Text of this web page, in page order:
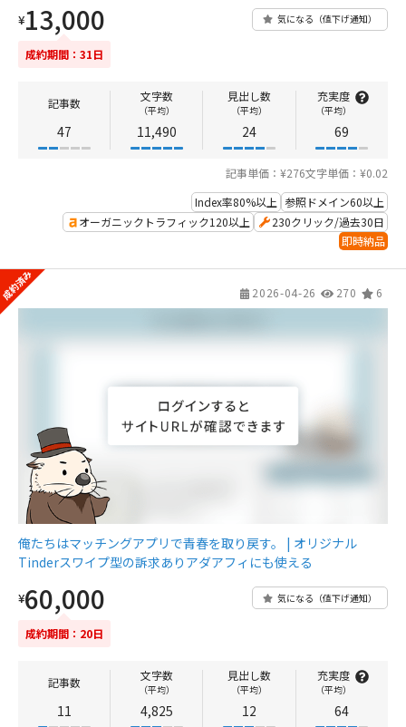
¥13,000 気になる（値下げ通知）
成約期間：31日
記事数
47
文字数
（平均）
11,490
見出し数
（平均）
24
充実度
（平均）
69
記事単価：¥276文字単価：¥0.02
Index率80%以上 参照ドメイン60以上
オーガニックトラフィック120以上
230クリック/過去30日
即時納品
2026-04-26 270 6
俺たちはマッチングアプリで青春を取り戻す。 | オリジナル
Tinderスワイプ型の訴求ありアダアフィにも使える
¥60,000 気になる（値下げ通知）
成約期間：20日
記事数
11
文字数
（平均）
4,825
見出し数
（平均）
12
充実度
（平均）
64